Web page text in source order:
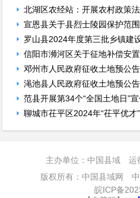
北湖区农经站：开展农村政策
宣恩县关于县烈士陵园保护范
罗山县2024年度第三批乡镇建
信阳市浉河区关于征地补偿安
邓州市人民政府征收土地预公告
渑池县人民政府征收土地预公告
范县开展第34个“全国土地日”
聊城市茌平区2024年“茌平优
主办单位：中国县域 运
版权所有：中国县域网
皖ICP备